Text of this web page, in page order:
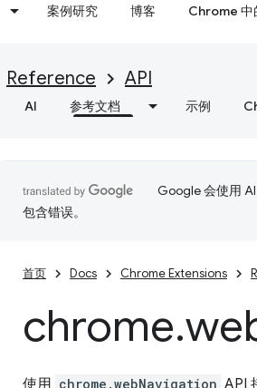
案例研究 博客 Chrome 中
Reference API
AI 参考文档 示例
Google 会使用
包含错误。
首页 Docs Chrome Extensions
chrome.
使用 chrome.webNavigation API